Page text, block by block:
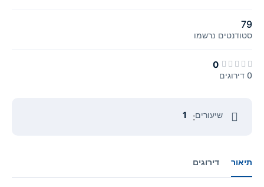
79
סטודנטים נרשמו
0
0 דירוגים
שיעורים:
1
תיאור דירוגים